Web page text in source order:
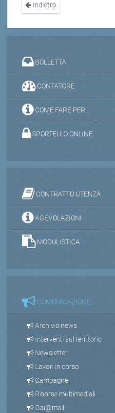
Indietro
BOLLETTA
CONTATORE
COME FARE PER...
SPORTELLO ONLINE
CONTRATTO UTENZA
AGEVOLAZIONI
MODULISTICA
COMUNICAZIONE
Archivio news
Interventi sul territorio
Newsletter
Lavori in corso
Campagne
Risorse multimediali
Gai@mail